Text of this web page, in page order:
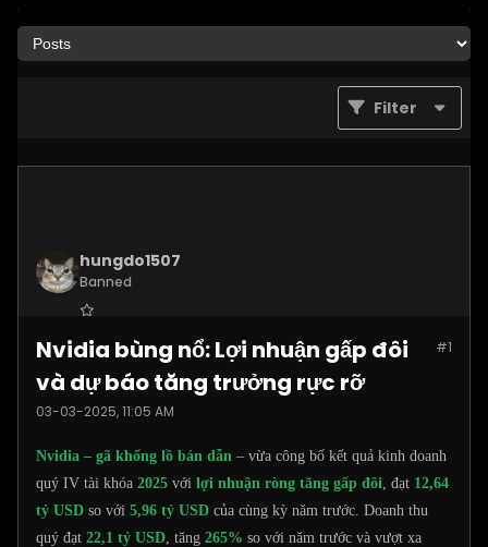
Filter
hungdo1507
Banned
Posts:3873 #1
Nvidia bùng nổ: Lợi nhuận gấp đôi
và dự báo tăng trưởng rực rỡ
03-03-2025, 11:05 AM
Nvidia – gã khổng lồ bán dẫn – vừa công bố kết quả kinh doanh
quý IV tài khóa 2025 với lợi nhuận ròng tăng gấp đôi, đạt 12,64
tỷ USD so với 5,96 tỷ USD của cùng kỳ năm trước. Doanh thu
quý đạt 22,1 tỷ USD, tăng 265% so với năm trước và vượt xa